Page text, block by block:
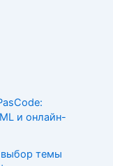
и онлайн-
выбор темы